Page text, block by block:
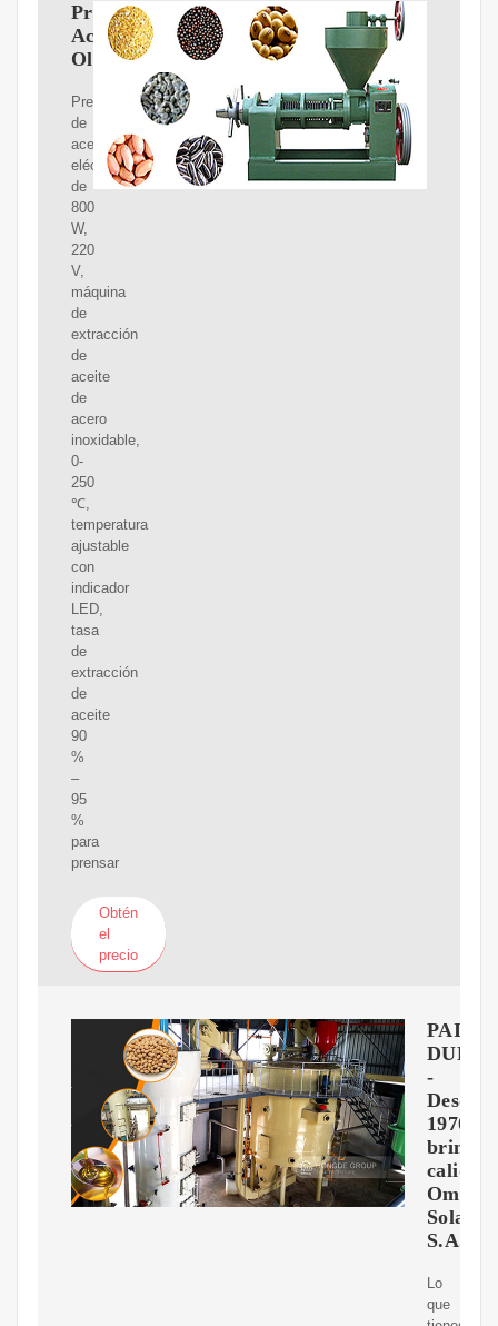
Prensa
Aceite
Oliva
Prensa
de
aceite
eléctrica
de
800
W,
220
V,
máquina
de
extracción
de
aceite
de
acero
inoxidable,
0-
250
℃,
temperatura
ajustable
con
indicador
LED,
tasa
de
extracción
de
aceite
90
%
–
95
%
para
prensar
Obtén
el
precio
PAILA
-
Desde
1970
calidad.
Omega
Solari
S.A.
Lo
que